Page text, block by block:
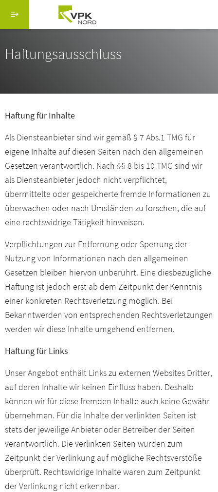
Direkt zum Inhalt
Menü schließen
Hauptmenü vpk-online.de
Serviceangebote
IdeenExpo
Aktuelles
Presseservice
Netzwerk
Veranstaltungen
Downloads
Mitgliederbereich
Haftungsausschluss
Haftung für Inhalte
Als Diensteanbieter sind wir gemäß § 7 Abs.1 TMG für
eigene Inhalte auf diesen Seiten nach den allgemeinen
Gesetzen verantwortlich. Nach §§ 8 bis 10 TMG sind wir
als Diensteanbieter jedoch nicht verpflichtet,
übermittelte oder gespeicherte fremde Informationen zu
überwachen oder nach Umständen zu forschen, die auf
eine rechtswidrige Tätigkeit hinweisen.
Verpflichtungen zur Entfernung oder Sperrung der
Nutzung von Informationen nach den allgemeinen
Gesetzen bleiben hiervon unberührt. Eine diesbezügliche
Haftung ist jedoch erst ab dem Zeitpunkt der Kenntnis
einer konkreten Rechtsverletzung möglich. Bei
Bekanntwerden von entsprechenden Rechtsverletzungen
werden wir diese Inhalte umgehend entfernen.
Haftung für Links
Unser Angebot enthält Links zu externen Websites Dritter,
auf deren Inhalte wir keinen Einfluss haben. Deshalb
können wir für diese fremden Inhalte auch keine Gewähr
übernehmen. Für die Inhalte der verlinkten Seiten ist
stets der jeweilige Anbieter oder Betreiber der Seiten
verantwortlich. Die verlinkten Seiten wurden zum
Zeitpunkt der Verlinkung auf mögliche Rechtsverstöße
überprüft. Rechtswidrige Inhalte waren zum Zeitpunkt
der Verlinkung nicht erkennbar.